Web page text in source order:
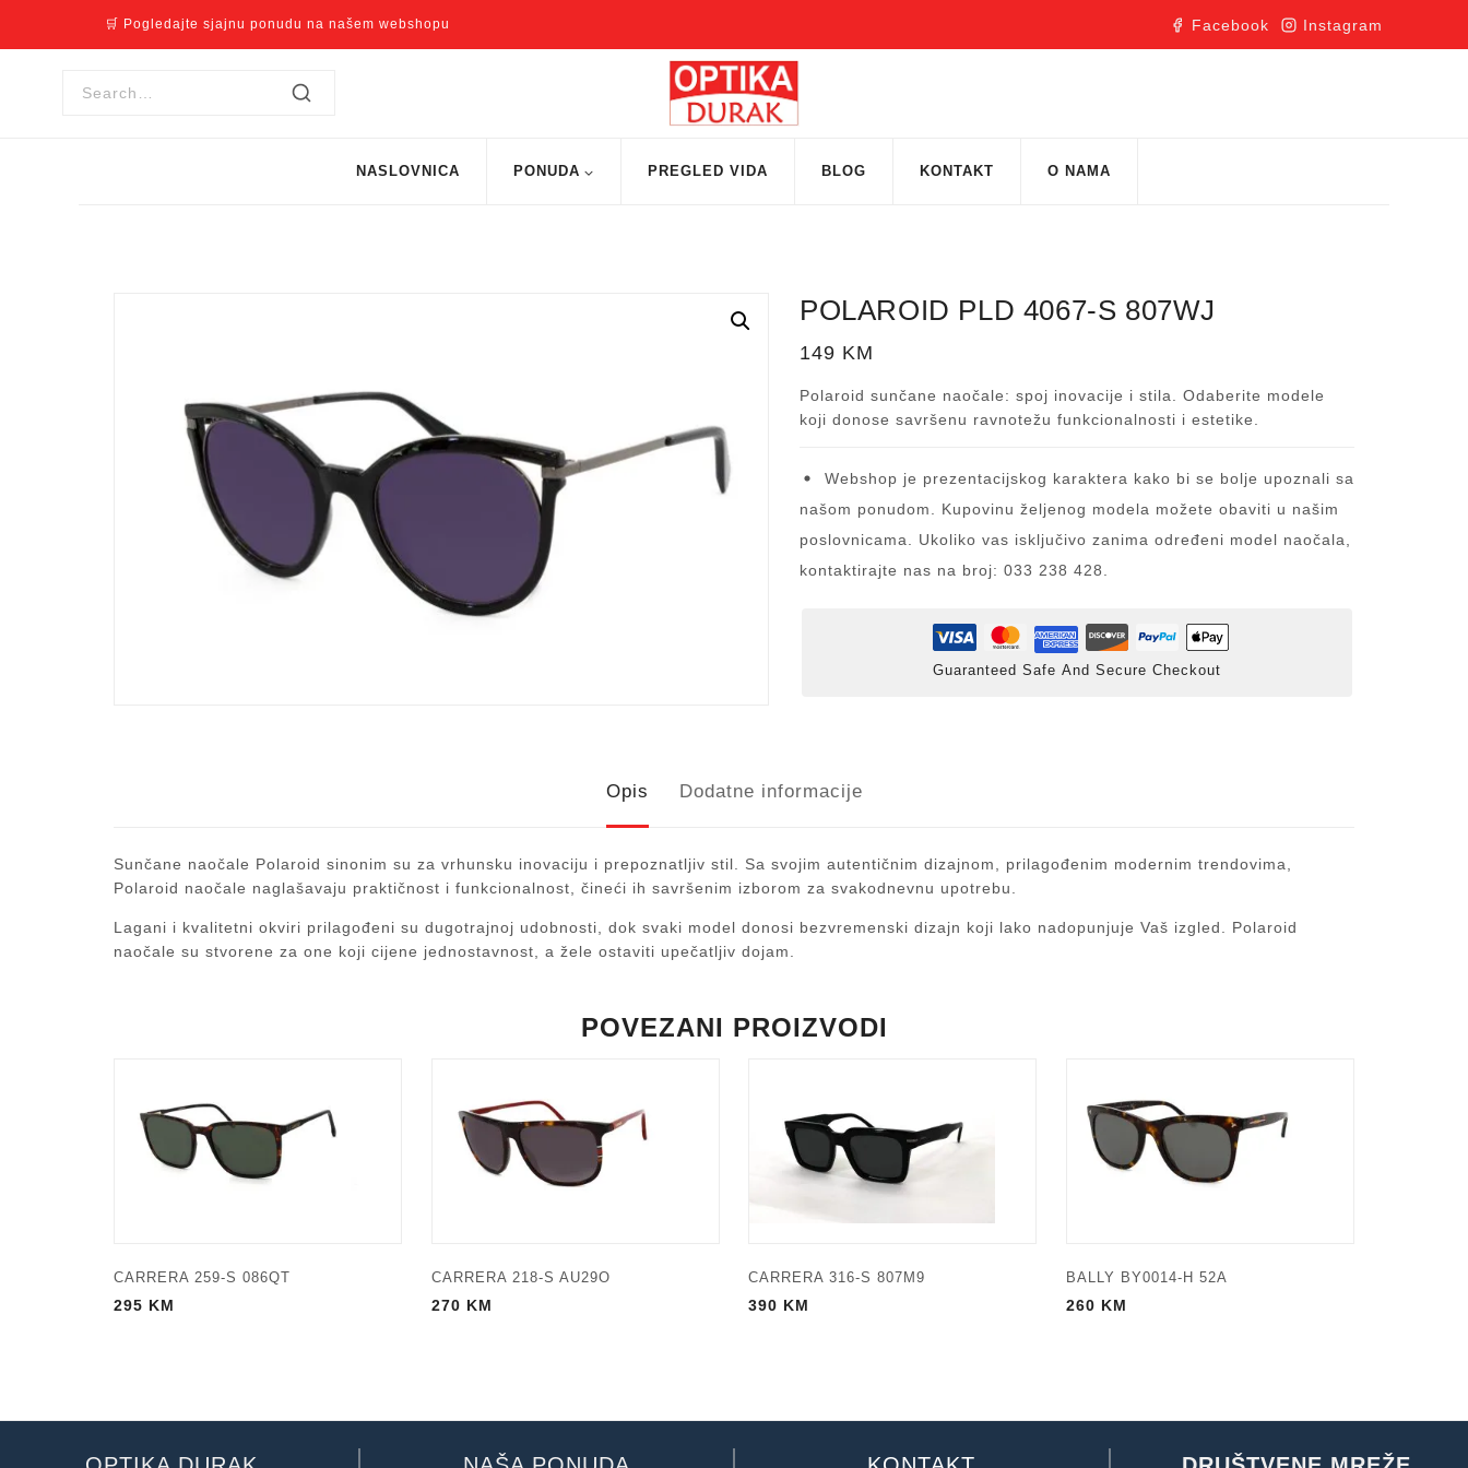
🛒 Pogledajte sjajnu ponudu na našem webshopu Facebook Instagram
NASLOVNICA PONUDA PREGLED VIDA BLOG KONTAKT O NAMA
POLAROID PLD 4067-S 807WJ
149 KM
Polaroid sunčane naočale: spoj inovacije i stila. Odaberite modele
koji donose savršenu ravnotežu funkcionalnosti i estetike.
Webshop je prezentacijskog karaktera kako bi se bolje upoznali sa
našom ponudom. Kupovinu željenog modela možete obaviti u našim
poslovnicama. Ukoliko vas isključivo zanima određeni model naočala,
kontaktirajte nas na broj: 033 238 428.
Guaranteed Safe And Secure Checkout
Opis Dodatne informacije
Sunčane naočale Polaroid sinonim su za vrhunsku inovaciju i prepoznatljiv stil. Sa svojim autentičnim dizajnom, prilagođenim modernim trendovima,
Polaroid naočale naglašavaju praktičnost i funkcionalnost, čineći ih savršenim izborom za svakodnevnu upotrebu.
Lagani i kvalitetni okviri prilagođeni su dugotrajnoj udobnosti, dok svaki model donosi bezvremenski dizajn koji lako nadopunjuje Vaš izgled. Polaroid
naočale su stvorene za one koji cijene jednostavnost, a žele ostaviti upečatljiv dojam.
POVEZANI PROIZVODI
CARRERA 259-S 086QT
295 KM
CARRERA 218-S AU29O
270 KM
CARRERA 316-S 807M9
390 KM
BALLY BY0014-H 52A
260 KM